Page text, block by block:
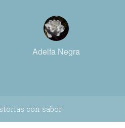
Adelfa Negra
con sabor